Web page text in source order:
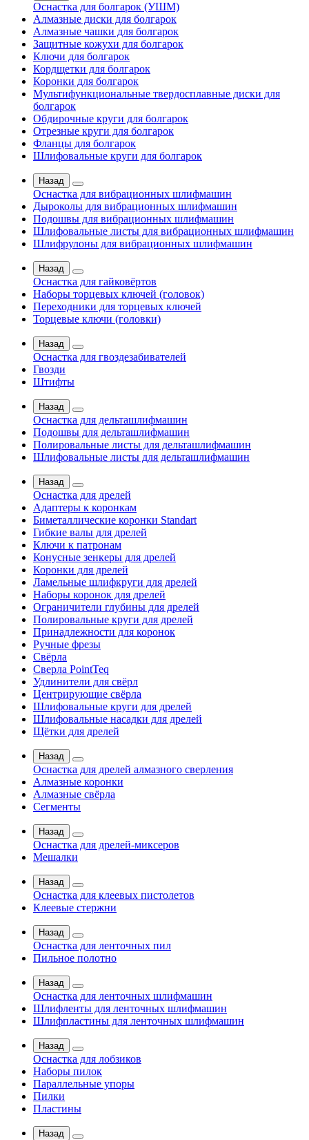
Оснастка для болгарок (УШМ)
Алмазные диски для болгарок
Алмазные чашки для болгарок
Защитные кожухи для болгарок
Ключи для болгарок
Кордщетки для болгарок
Коронки для болгарок
Мультифункциональные твердосплавные диски для
болгарок
Обдирочные круги для болгарок
Отрезные круги для болгарок
Фланцы для болгарок
Шлифовальные круги для болгарок
Назад
Оснастка для вибрационных шлифмашин
Дыроколы для вибрационных шлифмашин
Подошвы для вибрационных шлифмашин
Шлифовальные листы для вибрационных шлифмашин
Шлифрулоны для вибрационных шлифмашин
Назад
Оснастка для гайковёртов
Наборы торцевых ключей (головок)
Переходники для торцевых ключей
Торцевые ключи (головки)
Назад
Оснастка для гвоздезабивателей
Гвозди
Штифты
Назад
Оснастка для дельташлифмашин
Подошвы для дельташлифмашин
Полировальные листы для дельташлифмашин
Шлифовальные листы для дельташлифмашин
Назад
Оснастка для дрелей
Адаптеры к коронкам
Биметаллические коронки Standart
Гибкие валы для дрелей
Ключи к патронам
Конусные зенкеры для дрелей
Коронки для дрелей
Ламельные шлифкруги для дрелей
Наборы коронок для дрелей
Ограничители глубины для дрелей
Полировальные круги для дрелей
Принадлежности для коронок
Ручные фрезы
Свёрла
Сверла PointTeq
Удлинители для свёрл
Центрирующие свёрла
Шлифовальные круги для дрелей
Шлифовальные насадки для дрелей
Щётки для дрелей
Назад
Оснастка для дрелей алмазного сверления
Алмазные коронки
Алмазные свёрла
Сегменты
Назад
Оснастка для дрелей-миксеров
Мешалки
Назад
Оснастка для клеевых пистолетов
Клеевые стержни
Назад
Оснастка для ленточных пил
Пильное полотно
Назад
Оснастка для ленточных шлифмашин
Шлифленты для ленточных шлифмашин
Шлифпластины для ленточных шлифмашин
Назад
Оснастка для лобзиков
Наборы пилок
Параллельные упоры
Пилки
Пластины
Назад